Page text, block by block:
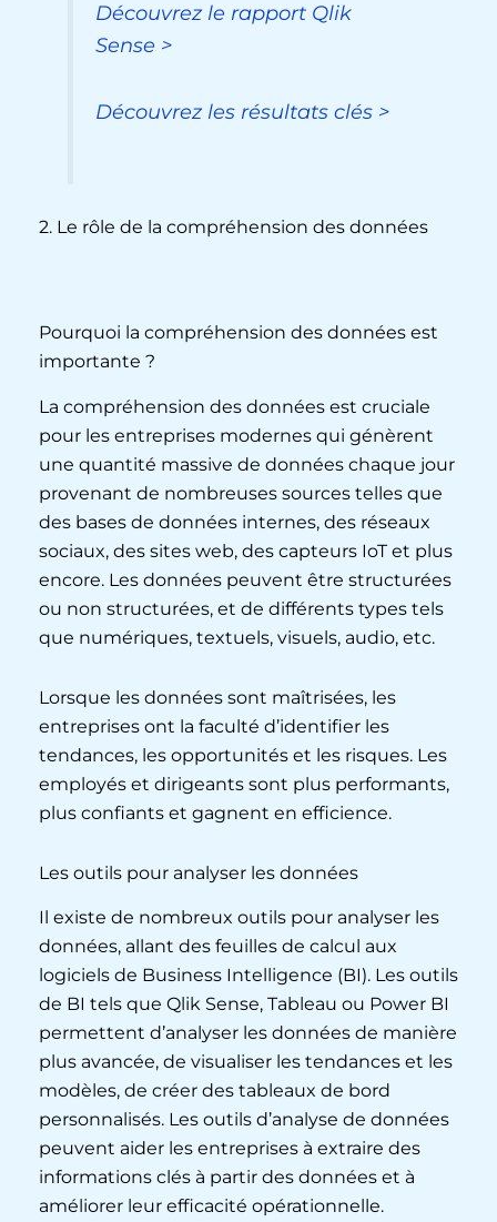
Découvrez le rapport Qlik
Sense >
Découvrez les résultats clés >
2. Le rôle de la compréhension des données
Pourquoi la compréhension des données est
importante ?
La compréhension des données est cruciale
pour les entreprises modernes qui génèrent
une quantité massive de données chaque jour
provenant de nombreuses sources telles que
des bases de données internes, des réseaux
sociaux, des sites web, des capteurs IoT et plus
encore. Les données peuvent être structurées
ou non structurées, et de différents types tels
que numériques, textuels, visuels, audio, etc.
Lorsque les données sont maîtrisées, les
entreprises ont la faculté d’identifier les
tendances, les opportunités et les risques. Les
employés et dirigeants sont plus performants,
plus confiants et gagnent en efficience.
Les outils pour analyser les données
Il existe de nombreux outils pour analyser les
données, allant des feuilles de calcul aux
logiciels de Business Intelligence (BI). Les outils
de BI tels que Qlik Sense, Tableau ou Power BI
permettent d’analyser les données de manière
plus avancée, de visualiser les tendances et les
modèles, de créer des tableaux de bord
personnalisés. Les outils d’analyse de données
peuvent aider les entreprises à extraire des
informations clés à partir des données et à
améliorer leur efficacité opérationnelle.